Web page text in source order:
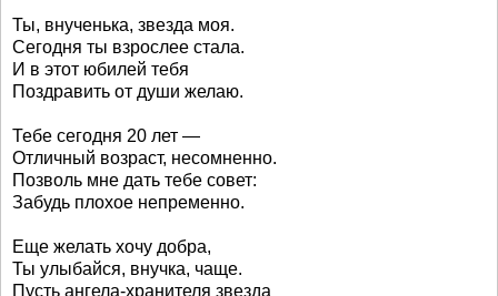
Ты, внученька, звезда моя.
Сегодня ты взрослее стала.
И в этот юбилей тебя
Поздравить от души желаю.
Тебе сегодня 20 лет —
Отличный возраст, несомненно.
Позволь мне дать тебе совет:
Забудь плохое непременно.
Еще желать хочу добра,
Ты улыбайся, внучка, чаще.
Пусть ангела-хранителя звезда